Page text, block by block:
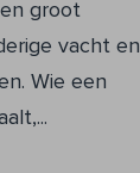
groot
vacht en
Wie een